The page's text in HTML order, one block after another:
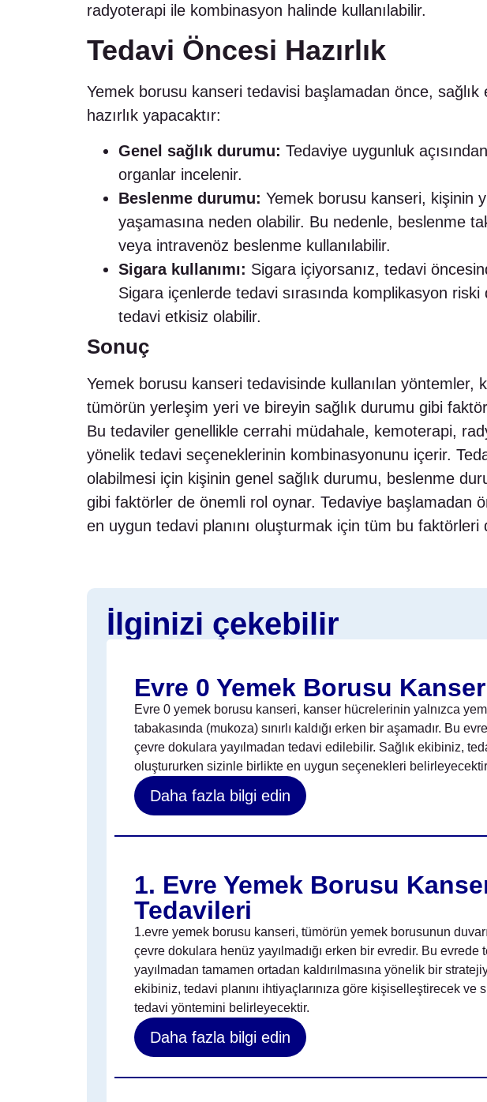
radyoterapi ile kombinasyon halinde kullanılabilir.
Tedavi Öncesi Hazırlık
Yemek borusu kanseri tedavisi başlamadan önce, sağlık
hazırlık yapacaktır:
Genel sağlık durumu: Tedaviye uygunluk
organlar incelenir.
Beslenme durumu: Yemek borusu kanseri, kişinin
yaşamasına neden olabilir. Bu nedenle, beslenme
veya intravenöz beslenme kullanılabilir.
Sigara kullanımı: Sigara içiyorsanız, tedavi
Sigara içenlerde tedavi sırasında komplikasyon
tedavi etkisiz olabilir.
Sonuç
Yemek borusu kanseri tedavisinde kullanılan yöntemler,
tümörün yerleşim yeri ve bireyin sağlık durumu gibi
Bu tedaviler genellikle cerrahi müdahale, kemoterapi,
yönelik tedavi seçeneklerinin kombinasyonunu içerir.
olabilmesi için kişinin genel sağlık durumu, beslenme
gibi faktörler de önemli rol oynar. Tedaviye başlamadan
en uygun tedavi planını oluşturmak için tüm bu faktörleri
İlginizi çekebilir
Evre 0 Yemek Borusu
Evre 0 yemek borusu kanseri, kanser hücrelerinin yalnızca
tabakasında (mukoza) sınırlı kaldığı erken bir aşamadır. Bu
çevre dokulara yayılmadan tedavi edilebilir. Sağlık ekibiniz,
oluştururken sizinle birlikte en uygun seçenekleri
Daha fazla bilgi edin
1. Evre Yemek Borusu
Tedavileri
1.evre yemek borusu kanseri, tümörün yemek borusunun
çevre dokulara henüz yayılmadığı erken bir evredir. Bu evrede
yayılmadan tamamen ortadan kaldırılmasına yönelik bir
ekibiniz, tedavi planını ihtiyaçlarınıza göre kişiselleştirecek ve
tedavi yöntemini belirleyecektir.
Daha fazla bilgi edin